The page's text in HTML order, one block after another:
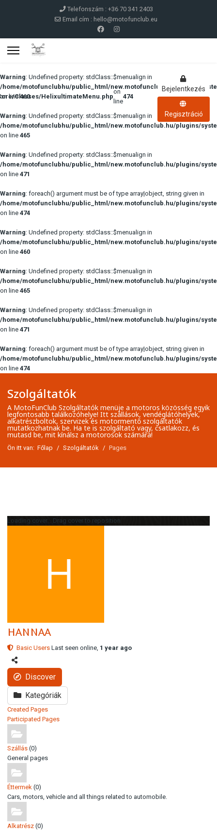
Telefonszám : +36 70 341 2403
Email cím : hello@motofunclub.eu
Classes/HelixultimateMenu.php
on
line
474
Bejelentkezés
Regisztráció
Warning: Undefined property: stdClass::$menualign in
/home/motofunclubhu/public_html/new.motofunclub.hu/plugins/
on line460
Warning: Undefined property: stdClass::$menualign in
/home/motofunclubhu/public_html/new.motofunclub.hu/plugins/
on line 465
Warning: Undefined property: stdClass::$menualign in
/home/motofunclubhu/public_html/new.motofunclub.hu/plugins/
on line 471
Warning: foreach() argument must be of type array|object, string given in
/home/motofunclubhu/public_html/new.motofunclub.hu/plugins/
on line 474
Warning: Undefined property: stdClass::$menualign in
/home/motofunclubhu/public_html/new.motofunclub.hu/plugins/
on line 460
Warning: Undefined property: stdClass::$menualign in
/home/motofunclubhu/public_html/new.motofunclub.hu/plugins/
on line 465
Warning: Undefined property: stdClass::$menualign in
/home/motofunclubhu/public_html/new.motofunclub.hu/plugins/
on line 471
Warning: foreach() argument must be of type array|object, string given in
/home/motofunclubhu/public_html/new.motofunclub.hu/plugins/
on line 474
Szolgáltatók
A MotoFunClub Szolgáltatók menüje a motoros közösség egyik
legfontosabb találkozóhelye! Itt szállások, vendéglátóhelyek,
alkatrészboltok, szervizek és motormentő szolgáltatók
mutatkozhatnak be. Ha te is szolgáltató vagy, csatlakozz, és
mutasd be, mit kínálsz a motorosok számára!
Ön itt van: Főlap Szolgáltatók Pages
Loading cover... Drag cover to reposition
hannaa
Basic Users Last seen online, 1 year ago
Discover
Kategóriák
Created Pages
Participated Pages
Szállás (0)
General pages
Éttermek (0)
Cars, motors, vehicle and all things related to automobile.
Alkatrész (0)